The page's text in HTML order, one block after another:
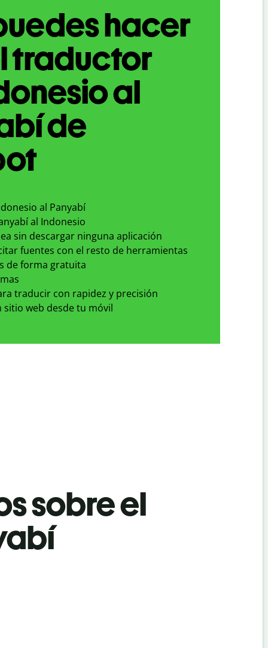
hacer
traductor
al
de
al Panyabí
al Indonesio
sin descargar ninguna aplicación
fuentes con el resto de herramientas
de forma gratuita
traducir con rapidez y precisión
sitio web desde tu móvil
sobre el